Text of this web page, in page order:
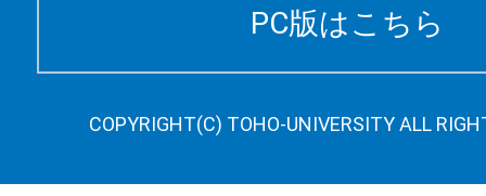
PC版はこちら
COPYRIGHT(C) TOHO-UNIVERSITY ALL